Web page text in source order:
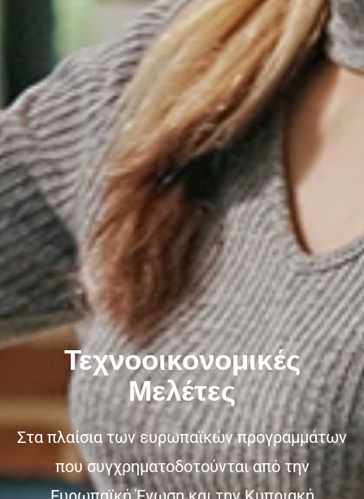
Τεχνοοικονομικές
Μελέτες
Στα πλαίσια των ευρωπαϊκών προγραμμάτων
που συγχρηματοδοτούνται από την